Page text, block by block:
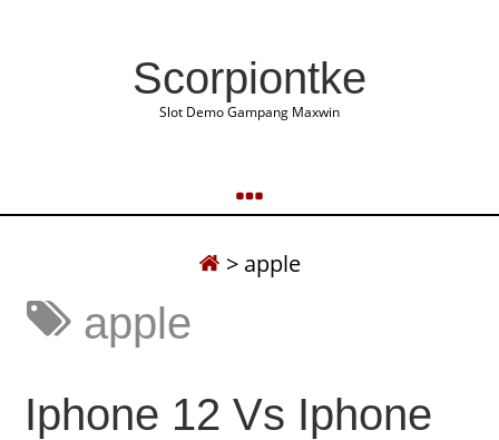
Scorpiontke
Slot Demo Gampang Maxwin
> apple
apple
Iphone 12 Vs Iphone